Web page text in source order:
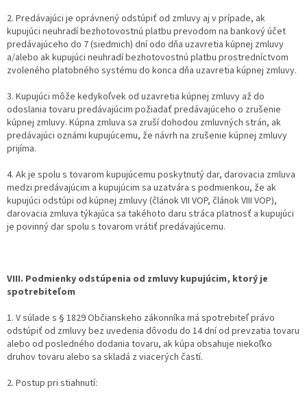
2. Predávajúci je oprávnený odstúpiť od zmluvy aj v prípade, ak
kupujúci neuhradí bezhotovostnú platbu prevodom na bankový účet
predávajúceho do 7 (siedmich) dní odo dňa uzavretia kúpnej zmluvy
a/alebo ak kupujúci neuhradí bezhotovostnú platbu prostredníctvom
zvoleného platobného systému do konca dňa uzavretia kúpnej zmluvy.
3. Kupujúci môže kedykoľvek od uzavretia kúpnej zmluvy až do
odoslania tovaru predávajúcim požiadať predávajúceho o zrušenie
kúpnej zmluvy. Kúpna zmluva sa zruší dohodou zmluvných strán, ak
predávajúci oznámi kupujúcemu, že návrh na zrušenie kúpnej zmluvy
prijíma.
4. Ak je spolu s tovarom kupujúcemu poskytnutý dar, darovacia zmluva
medzi predávajúcim a kupujúcim sa uzatvára s podmienkou, že ak
kupujúci odstúpi od kúpnej zmluvy (článok VII VOP, článok VIII VOP),
darovacia zmluva týkajúca sa takéhoto daru stráca platnosť a kupujúci
je povinný dar spolu s tovarom vrátiť predávajúcemu.
VIII. Podmienky odstúpenia od zmluvy kupujúcim, ktorý je
spotrebiteľom
1. V súlade s § 1829 Občianskeho zákonníka má spotrebiteľ právo
odstúpiť od zmluvy bez uvedenia dôvodu do 14 dní od prevzatia tovaru
alebo od posledného dodania tovaru, ak kúpa obsahuje niekoľko
druhov tovaru alebo sa skladá z viacerých častí.
2. Postup pri stiahnutí: